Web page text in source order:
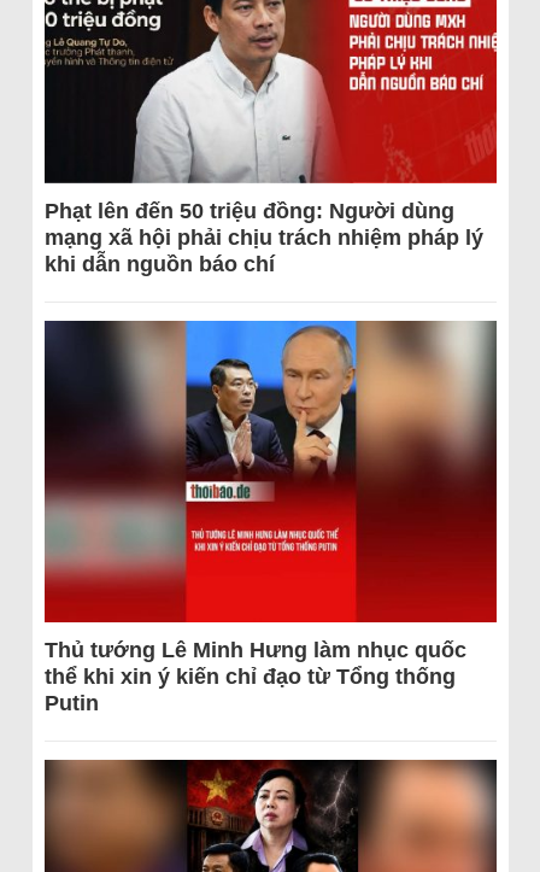
Phạt lên đến 50 triệu đồng: Người dùng
mạng xã hội phải chịu trách nhiệm pháp lý
khi dẫn nguồn báo chí
Thủ tướng Lê Minh Hưng làm nhục quốc
thể khi xin ý kiến chỉ đạo từ Tổng thống
Putin